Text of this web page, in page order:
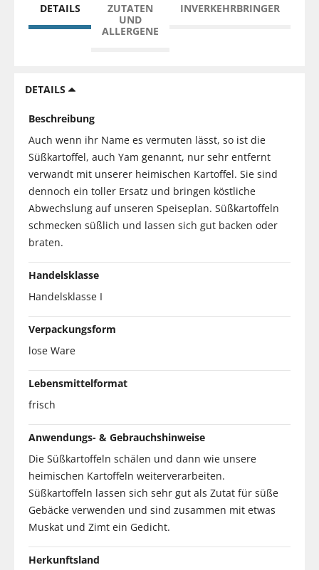
DETAILS
ZUTATEN
UND
ALLERGENE
INVERKEHRBRINGER
DETAILS
Beschreibung
Auch wenn ihr Name es vermuten lässt, so ist die
Süßkartoffel, auch Yam genannt, nur sehr entfernt
verwandt mit unserer heimischen Kartoffel. Sie sind
dennoch ein toller Ersatz und bringen köstliche
Abwechslung auf unseren Speiseplan. Süßkartoffeln
schmecken süßlich und lassen sich gut backen oder
braten.
Handelsklasse
Handelsklasse I
Verpackungsform
lose Ware
Lebensmittelformat
frisch
Anwendungs- & Gebrauchshinweise
Die Süßkartoffeln schälen und dann wie unsere
heimischen Kartoffeln weiterverarbeiten.
Süßkartoffeln lassen sich sehr gut als Zutat für süße
Gebäcke verwenden und sind zusammen mit etwas
Muskat und Zimt ein Gedicht.
Herkunftsland